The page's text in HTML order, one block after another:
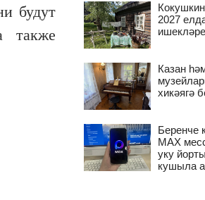
будут
также
2027
Казан
хикәягә
Беренче
MAX
уку
кушыла